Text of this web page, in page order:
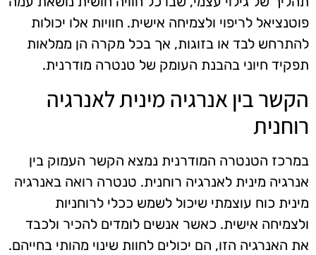
פוטנציאל לריפוי ולצמיחה אישית. חוויות אלו יכולות
להתרחש לבד או בזוגות, אך בכל מקרה הן ממלאות
תפקיד חיוני בהבנת העומק של טנטרה מודרנית.
הקשר בין אנרגיה מינית לאנרגיה
רוחנית
במרכז הטנטרה המודרנית נמצא הקשר העמוק בין
אנרגיה מינית לאנרגיה רוחנית. טנטרה רואה באנרגיה
מינית כוח עוצמתי שיכול לשמש ככלי לרוחניות
ולצמיחה אישית. כאשר אנשים לומדים להכיר ולכבד
את האנרגיה הזו, הם יכולים לחוות שינוי מהותי בחייהם.